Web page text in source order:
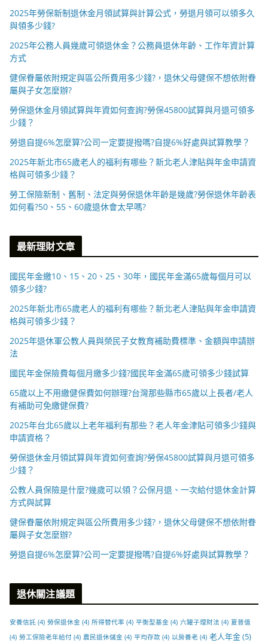
2025年勞保新制退休金月領試算與計算公式，勞退月領可以領多久
與領多少錢?
2025年公務人員幾歲可領退休金？公務員退休年齡、工作年資計算
方式
健保眷屬依附規定與區公所費用多少錢?，退休父母健保不想依附眷
屬與子女怎麼辦?
勞保退休金月領試算與年資如何查詢?勞保45800試算與月退可領多
少錢？
勞退自提6%怎麼算?公司一定要提撥嗎?自提6%好處與試算教學？
2025年新北市65歲老人的福利有哪些？新北老人津貼與年金申請資
格與可領多少錢？
勞工保險新制、舊制、法定與勞保退休年齡是幾歲?勞保退休年齡表
如何看?50、55、60歲退休會太早嗎?
最新理財文章
國民年金繳10、15、20、25、30年，國民年金滿65歲每個月可以
領多少錢?
2025年新北市65歲老人的福利有哪些？新北老人津貼與年金申請資
格與可領多少錢？
2025年退休軍公教人員與榮民子女教育補助費標準、金額與申請辦
法
國民年金保險費每個月繳多少錢?國民年金滿65歲可領多少錢試算
65歲以上不用繳健保費如何辦理?台灣那些縣市65歲以上長者/老人
有補助可免繳健保費?
2025年台北65歲以上老年福利有那些？老人年金津貼可領多少錢與
申請資格？
勞保退休金月領試算與年資如何查詢?勞保45800試算與月退可領多
少錢？
公教人員保險是什麼?幾歲可以領？公保月退、一次給付退休金計算
方式與試算
健保眷屬依附規定與區公所費用多少錢?，退休父母健保不想依附眷
屬與子女怎麼辦?
勞退自提6%怎麼算?公司一定要提撥嗎?自提6%好處與試算教學？
退休關注議題
安養信託 (4) 勞保退休金 (4) 所得替代率 (4) 平衡型基金 (4) 六罐子理財法 (4) 夏普值
(4) 勞工保險老年給付 (4) 農民退休儲金 (4) 平均存款 (4) 以房養老 (4) 老人年金(5)